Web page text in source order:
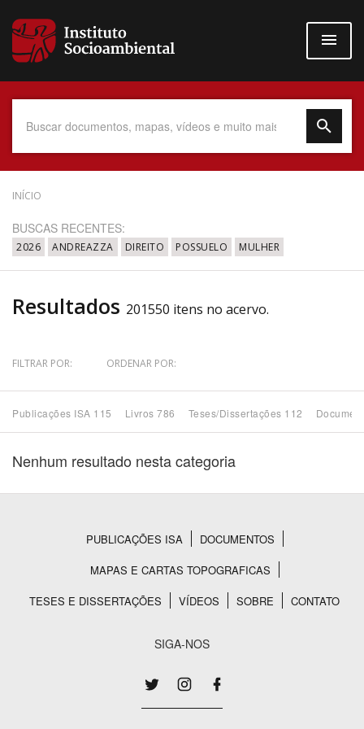
para
conteúdo
Data do Documento
Até
Povo Indígena
INÍCIO
BUSCAS RECENTES:
2026 ANDREAZZA DIREITO POSSUELO MULHER
Resultados 201550 itens no acervo.
FILTRAR POR: ORDENAR POR:
Publicações ISA 115 Livros 786 Teses/Dissertações 112
Nenhum resultado nesta categoria
Rodapé
PUBLICAÇÕES ISA
DOCUMENTOS
MAPAS E CARTAS TOPOGRAFICAS
TESES E DISSERTAÇÕES
VÍDEOS SOBRE CONTATO
SIGA-NOS